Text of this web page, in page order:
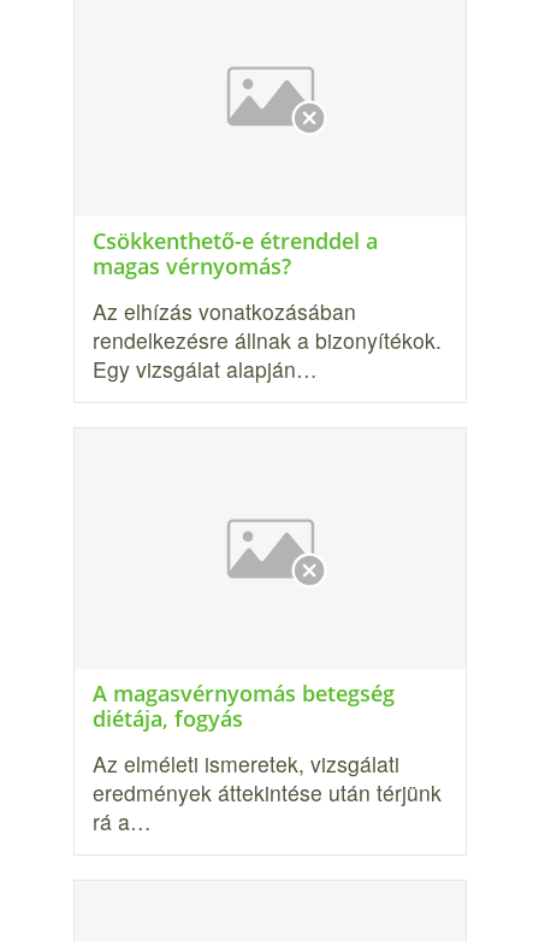
Csökkenthető-e étrenddel a
magas vérnyomás?
Az elhízás vonat­kozásában
rendelkezésre állnak a bizonyítékok.
Egy vizsgálat alapján…
A magasvérnyomás betegség
diétája, fogyás
Az elméleti ismeretek, vizsgálati
eredmények áttekinté­se után térjünk
rá a…